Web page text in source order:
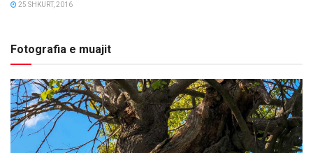
25 SHKURT, 2016
Fotografia e muajit